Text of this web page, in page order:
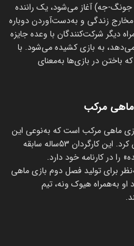
جه) آغاز می‌شود، یک راننده
مخارج زندگی و به‌دست‌آوردن دوباره
شرکت‌کنندگان با وعده جایزه
به بازی کشیده می‌شود. با
باختن در بازی‌ها به‌معنای
ماهی مرکب
ماهی مرکب است که به‌نوعی این
سریال را می‌توان موفق‌ترین کار او عنوان کرد. این کارگردان 53‌ساله سابقه
را در کارنامه خود دارد.
2000 آغاز شد و به‌نظر برای تولید فصل دوم بازی ماهی
او به‌همراه هیوک ونه، تیم